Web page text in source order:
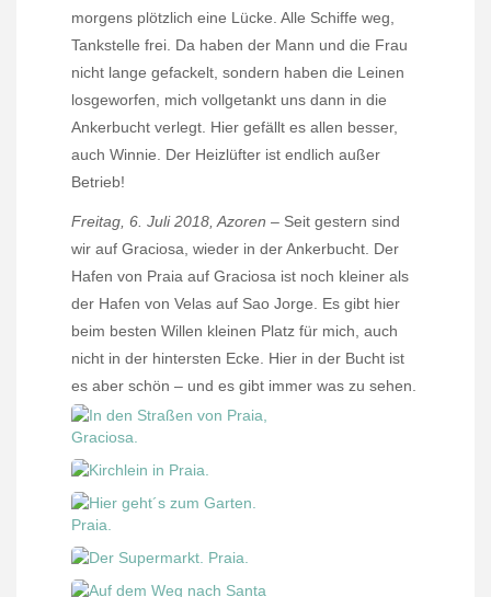
morgens plötzlich eine Lücke. Alle Schiffe weg,
Tankstelle frei. Da haben der Mann und die Frau
nicht lange gefackelt, sondern haben die Leinen
losgeworfen, mich vollgetankt uns dann in die
Ankerbucht verlegt. Hier gefällt es allen besser,
auch Winnie. Der Heizlüfter ist endlich außer
Betrieb!
Freitag, 6. Juli 2018, Azoren – Seit gestern sind
wir auf Graciosa, wieder in der Ankerbucht. Der
Hafen von Praia auf Graciosa ist noch kleiner als
der Hafen von Velas auf Sao Jorge. Es gibt hier
beim besten Willen kleinen Platz für mich, auch
nicht in der hintersten Ecke. Hier in der Bucht ist
es aber schön – und es gibt immer was zu sehen.